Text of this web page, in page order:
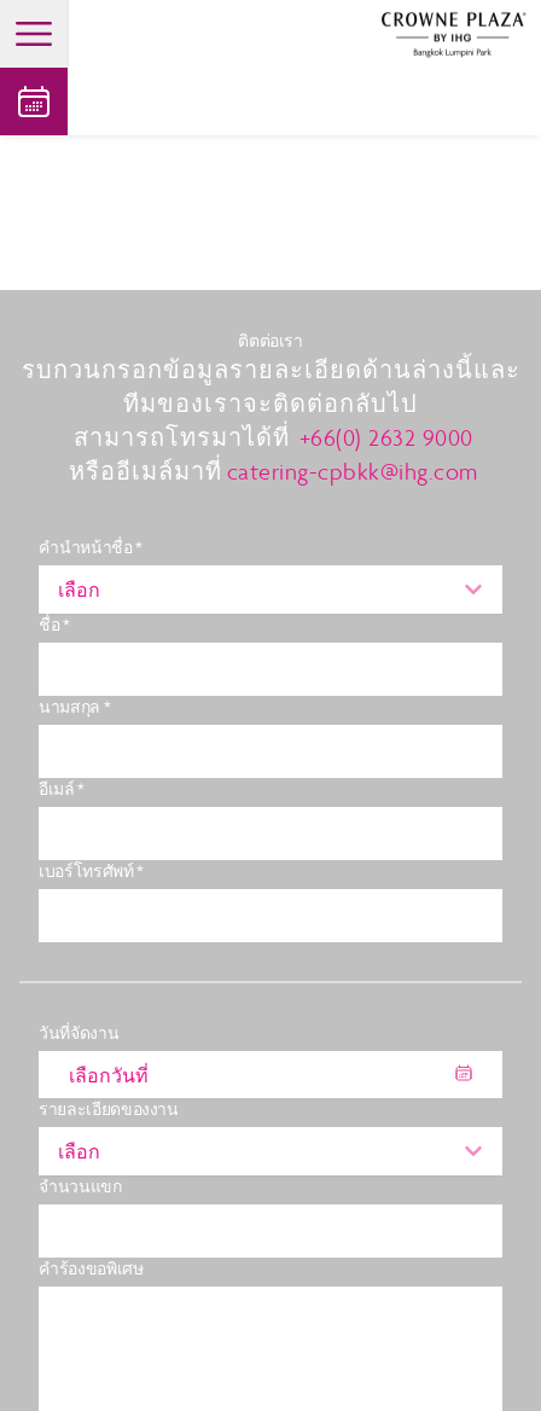
open main menu
ติตต่อเรา
รบกวนกรอกข้อมูลรายละเอียดด้านล่างนี้และ
ทีมของเราจะติดต่อกลับไป
สามารถโทรมาได้ที่ +66(0) 2632 9000
หรืออีเมล์มาที่ catering-cpbkk@ihg.com
คำนำหน้าชื่อ *
เลือก
ชื่อ *
นามสกุล *
อีเมล์ *
เบอร์โทรศัพท์ *
วันที่จัดงาน
รายละเอียดของงาน
เลือก
จำนวนแขก
คำร้องขอพิเศษ